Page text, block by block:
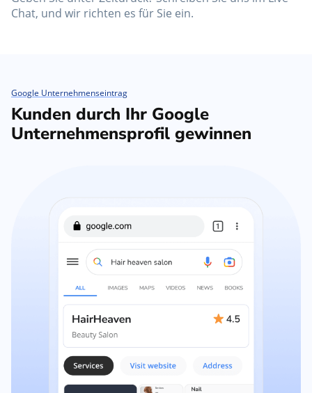
Chat, und wir richten es für Sie ein.
Google Unternehmenseintrag
Kunden durch Ihr Google
Unternehmensprofil gewinnen